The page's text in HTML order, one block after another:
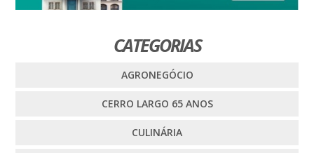
CATEGORIAS
AGRONEGÓCIO
CERRO LARGO 65 ANOS
CULINÁRIA